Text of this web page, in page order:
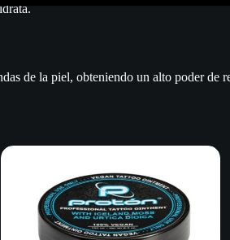
de la piel, obteniendo un alto poder de